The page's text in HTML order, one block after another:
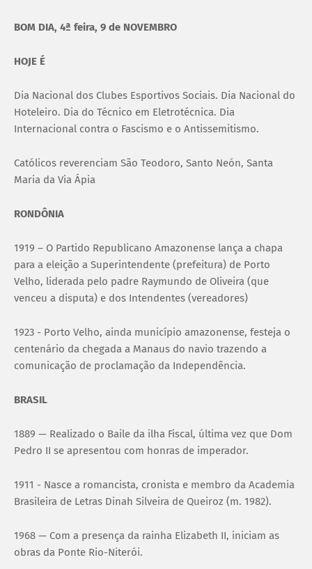
BOM DIA, 4ª feira, 9 de NOVEMBRO
HOJE É
Dia Nacional dos Clubes Esportivos Sociais. Dia Nacional do
Hoteleiro. Dia do Técnico em Eletrotécnica. Dia
Internacional contra o Fascismo e o Antissemitismo.
Católicos reverenciam São Teodoro, Santo Neón, Santa
Maria da Via Ápia
RONDÔNIA
1919 – O Partido Republicano Amazonense lança a chapa
para a eleição a Superintendente (prefeitura) de Porto
Velho, liderada pelo padre Raymundo de Oliveira (que
venceu a disputa) e dos Intendentes (vereadores)
1923 - Porto Velho, ainda município amazonense, festeja o
centenário da chegada a Manaus do navio trazendo a
comunicação de proclamação da Independência.
BRASIL
1889 — Realizado o Baile da ilha Fiscal, última vez que Dom
Pedro II se apresentou com honras de imperador.
1911 - Nasce a romancista, cronista e membro da Academia
Brasileira de Letras Dinah Silveira de Queiroz (m. 1982).
1968 — Com a presença da rainha Elizabeth II, iniciam as
obras da Ponte Rio-Niterói.